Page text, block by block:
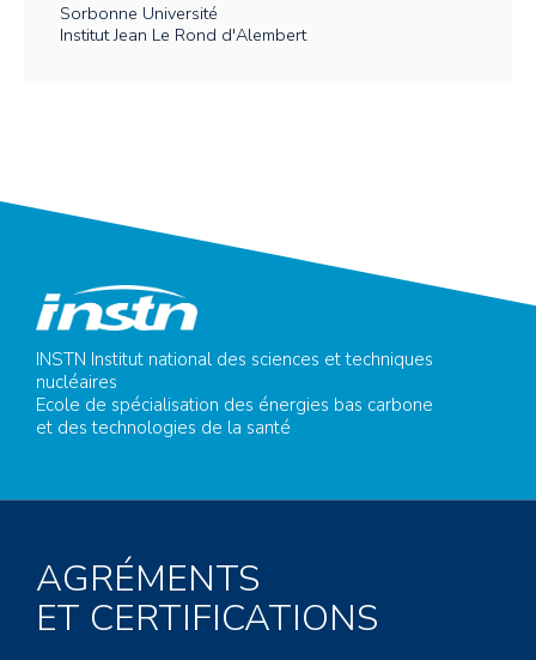
Sorbonne Université
Institut Jean Le Rond d'Alembert
INSTN Institut national des sciences et techniques
nucléaires
Ecole de spécialisation des énergies bas carbone
et des technologies de la santé
AGRÉMENTS
ET CERTIFICATIONS